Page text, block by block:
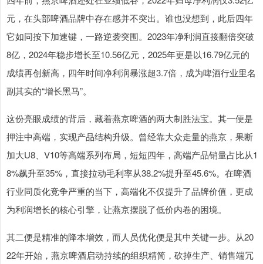
元，在头部啤酒品牌中存在感并不突出。谁也没想到，此后四年
它如同按下加速键，一路逆袭突围。2023年净利润直接翻倍突破
8亿，2024年稳步增长至10.56亿元，2025年更是以16.79亿元的
成绩再创新高，四年时间净利润暴涨超3.7倍，成为啤酒行业里名
副其实的“增长黑马”。
这份亮眼成绩的背后，藏着燕京啤酒的两大制胜法宝。其一便是
押注中高端，实现产品结构升级。曾经靠大众走量的燕京，果断
加大U8、V10等高端系列布局，短短四年，高端产品销量占比从1
8%飙升至35%，直接拉动毛利率从38.2%提升至45.6%。在啤酒
行业同质化竞争严重的当下，高端化不仅提升了品牌价值，更成
为利润增长的核心引擎，让燕京摆脱了低价内卷的困境。
其二便是精准的降本增效，而人员优化便是其中关键一步。从20
22年开始，燕京啤酒启动持续的组织精简，砍掉生产、销售端冗